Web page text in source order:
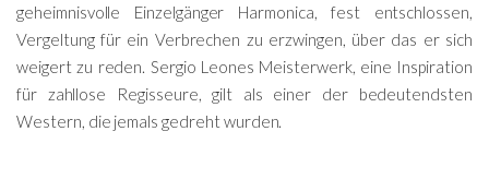
geheimnisvolle Einzelgänger Harmonica, fest entschlossen,
Vergeltung für ein Verbrechen zu erzwingen, über das er sich
weigert zu reden. Sergio Leones Meisterwerk, eine Inspiration
für zahllose Regisseure, gilt als einer der bedeutendsten
Western, die jemals gedreht wurden.